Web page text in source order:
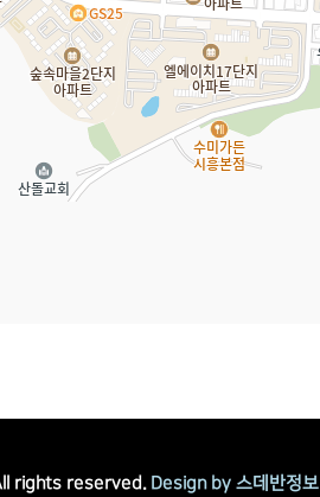
rights reserved. Design by 스데반정보